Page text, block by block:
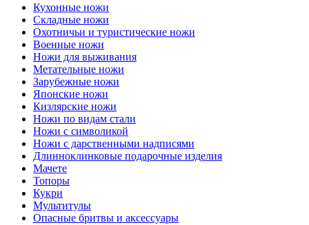
Кухонные ножи
Складные ножи
Охотничьи и туристические ножи
Военные ножи
Ножи для выживания
Метательные ножи
Зарубежные ножи
Японские ножи
Кизлярские ножи
Ножи по видам стали
Ножи с символикой
Ножи с дарственными надписями
Длинноклинковые подарочные изделия
Мачете
Топоры
Кукри
Мультитулы
Опасные бритвы и аксессуары